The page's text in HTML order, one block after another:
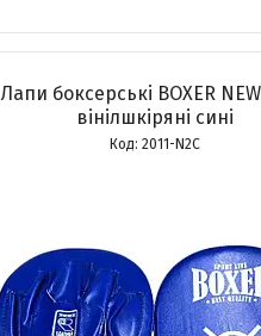
Лапи боксерські BOXER NEW
вінілшкіряні сині
2011-N2С